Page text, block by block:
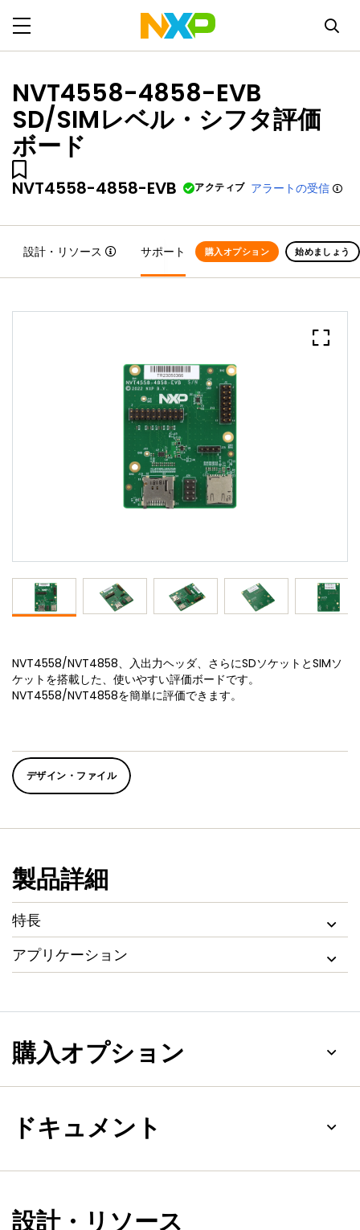
NVT4558-4858-EVB
SD/SIMレベル・シフタ評価
ボード
NVT4558-4858-EVB アクティブ アラートの受信
設計・リソース サポート 購入オプション 始めましょう
NVT4558/NVT4858、入出力ヘッダ、さらにSDソケットとSIMソ
ケットを搭載した、使いやすい評価ボードです。
NVT4558/NVT4858を簡単に評価できます。
デザイン・ファイル
製品詳細
特長
アプリケーション
購入オプション
ドキュメント
設計・リソース